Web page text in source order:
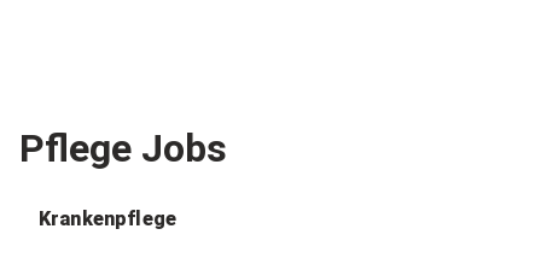
Pflege Jobs
Krankenpflege